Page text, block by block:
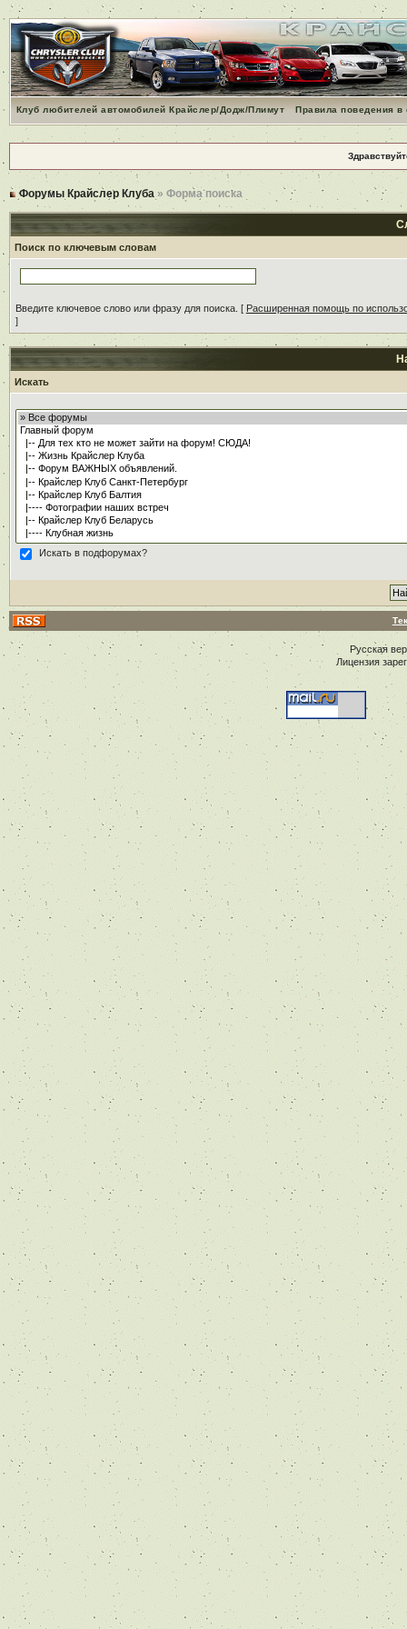
Клуб любителей автомобилей Крайслер/Додж/Плимут Правила поведения
Форумы Крайслер Клуба » Форма поиска
Поиск по ключевым словам
Введите ключевое слово или фразу для поиска. [ Расширенная помощь по
]
Искать
Искать в подфорумах?
Русская
Лицензия